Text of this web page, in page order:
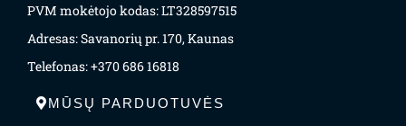
PVM mokėtojo kodas: LT328597515
Adresas: Savanorių pr. 170, Kaunas
Telefonas: +370 686 16818
MŪSŲ PARDUOTUVĖS